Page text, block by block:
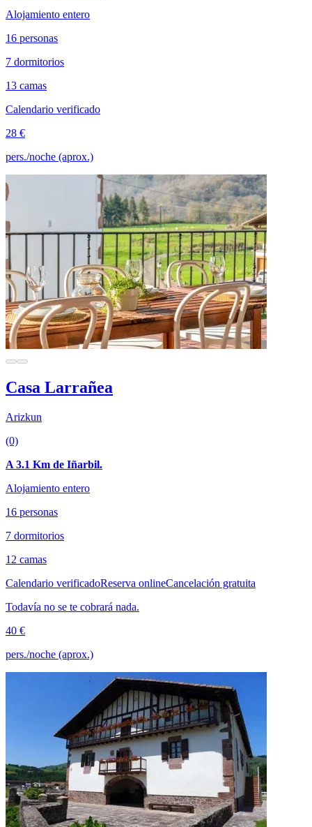
Alojamiento entero
16 personas
7 dormitorios
13 camas
Calendario verificado
28 €
pers./noche (aprox.)
Casa Larrañea
Arizkun
(0)
A 3.1 Km de Iñarbil.
Alojamiento entero
16 personas
7 dormitorios
12 camas
Calendario verificadoReserva onlineCancelación gratuita
Todavía no se te cobrará nada.
40 €
pers./noche (aprox.)